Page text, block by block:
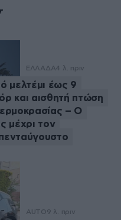
ΕΛΛΑΔΑ4 λ. πριν
μελτέμι έως 9
και αισθητή πτώση
– O
μέχρι τον
AUTO9 λ. πριν